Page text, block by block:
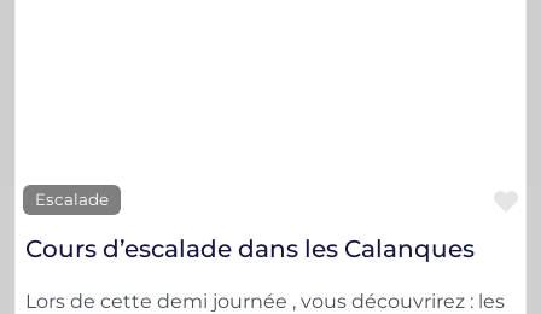
Escalade
Cours d’escalade dans les Calanques
Lors de cette demi journée , vous découvrirez : les